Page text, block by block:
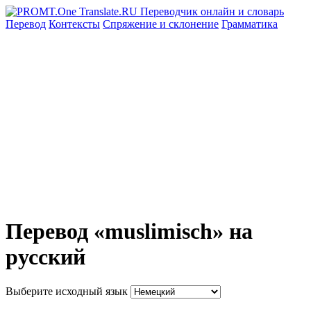
Перевод Контексты Спряжение и склонение Грамматика
Перевод «muslimisch» на
русский
Выберите исходный язык